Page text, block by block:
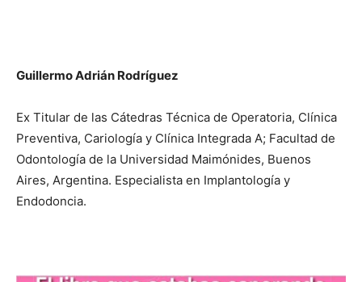
Guillermo Adrián Rodríguez
Ex Titular de las Cátedras Técnica de Operatoria, Clínica
Preventiva, Cariología y Clínica Integrada A; Facultad de
Odontología de la Universidad Maimónides, Buenos
Aires, Argentina. Especialista en Implantología y
Endodoncia.